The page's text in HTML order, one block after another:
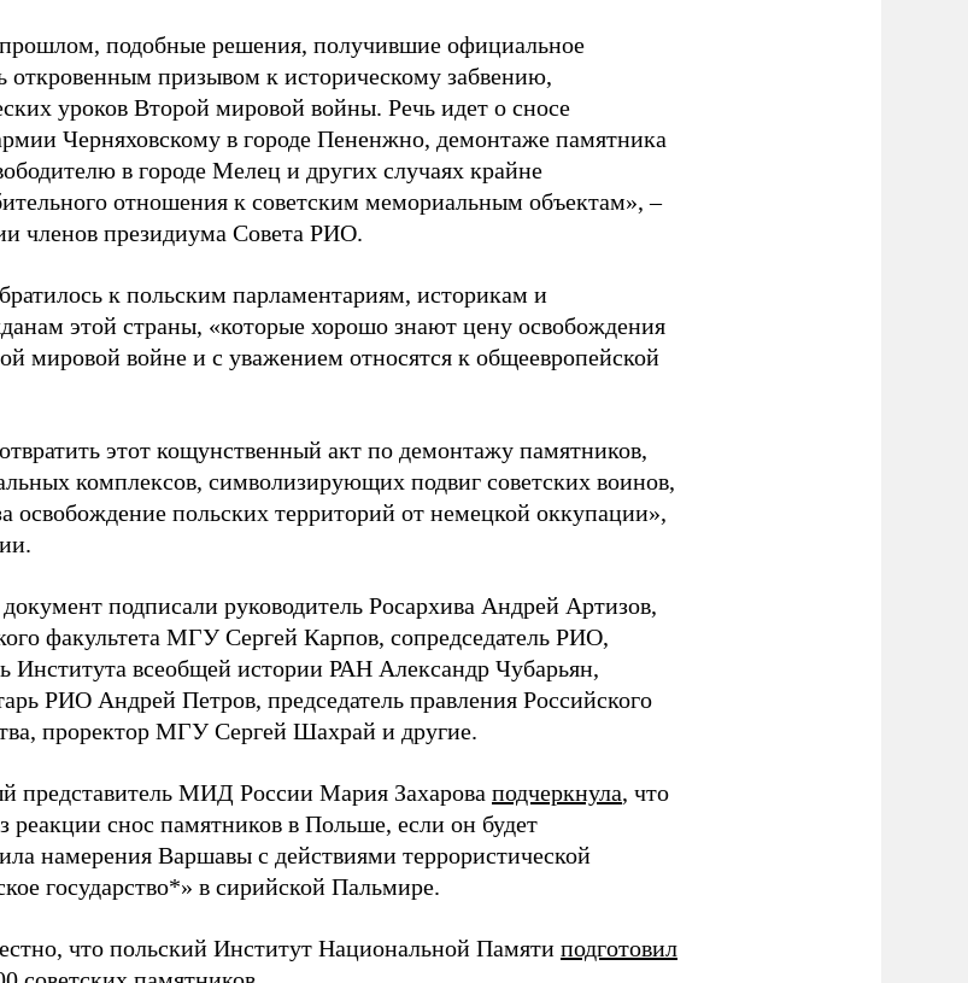
подобные решения, получившие официальное
откровенным призывом к историческому забвению,
уроков Второй мировой войны. Речь идет о сносе
Черняховскому в городе Пененжно, демонтаже памятника
в городе Мелец и других случаях крайне
отношения к советским мемориальным объектам», –
членов президиума Совета РИО.
к польским парламентариям, историкам и
этой страны, «которые хорошо знают цену освобождения
мировой войне и с уважением относятся к общеевропейской
этот кощунственный акт по демонтажу памятников,
комплексов, символизирующих подвиг советских воинов,
освобождение польских территорий от немецкой оккупации»,
подписали руководитель Росархива Андрей Артизов,
факультета МГУ Сергей Карпов, сопредседатель РИО,
Института всеобщей истории РАН Александр Чубарьян,
РИО Андрей Петров, председатель правления Российского
проректор МГУ Сергей Шахрай и другие.
представитель МИД России Мария Захарова подчеркнула, что
реакции снос памятников в Польше, если он будет
намерения Варшавы с действиями террористической
государство*» в сирийской Пальмире.
что польский Институт Национальной Памяти подготовил